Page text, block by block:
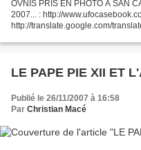
OVNIS PRIS EN PHOTO A SAN
2007... : http://
http://translate.google.com/
%7Cfr&hl=fr&ie=UTF-8
LE PAPE PIE XII ET
Publié le 26/11/2007 à 16:58
Par Christian Macé